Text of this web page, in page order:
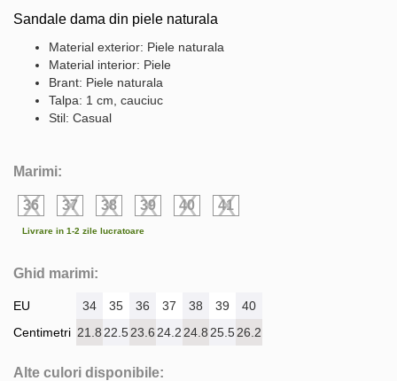
Sandale dama din piele naturala
Material exterior: Piele naturala
Material interior: Piele
Brant: Piele naturala
Talpa: 1 cm, cauciuc
Stil: Casual
Marimi:
36 37 38 39 40 41
Livrare in 1-2 zile lucratoare
Ghid marimi:
EU
Centimetri
34 35 36 37 38 39
40
21.8 22.523.6 24.2 24.8 25.526.2
Alte culori disponibile: